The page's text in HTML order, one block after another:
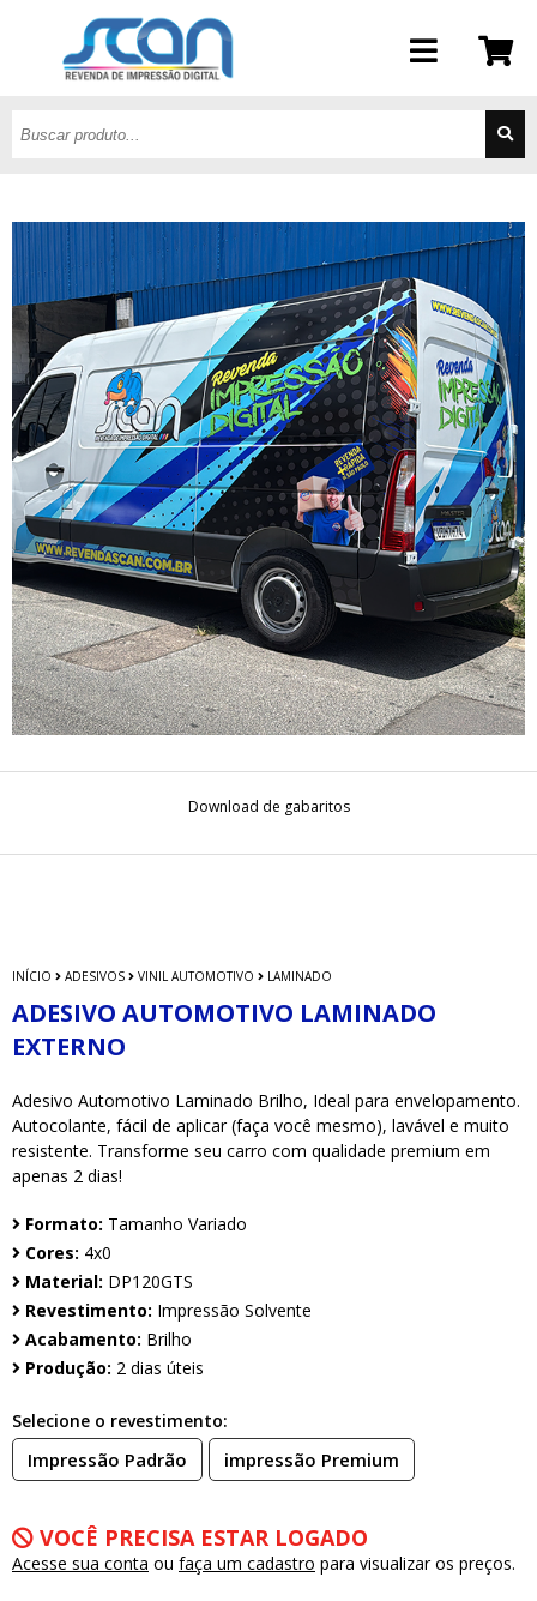
Download de gabaritos
INÍCIO ADESIVOS VINIL AUTOMOTIVO LAMINADO
ADESIVO AUTOMOTIVO LAMINADO
EXTERNO
Adesivo Automotivo Laminado Brilho, Ideal para envelopamento.
Autocolante, fácil de aplicar (faça você mesmo), lavável e muito
resistente. Transforme seu carro com qualidade premium em
apenas 2 dias!
Formato: Tamanho Variado
Cores: 4x0
Material: DP120GTS
Revestimento: Impressão Solvente
Acabamento: Brilho
Produção: 2 dias úteis
Selecione o revestimento:
Impressão Padrão impressão Premium
VOCÊ PRECISA ESTAR LOGADO
Acesse sua conta ou faça um cadastro para visualizar os preços.